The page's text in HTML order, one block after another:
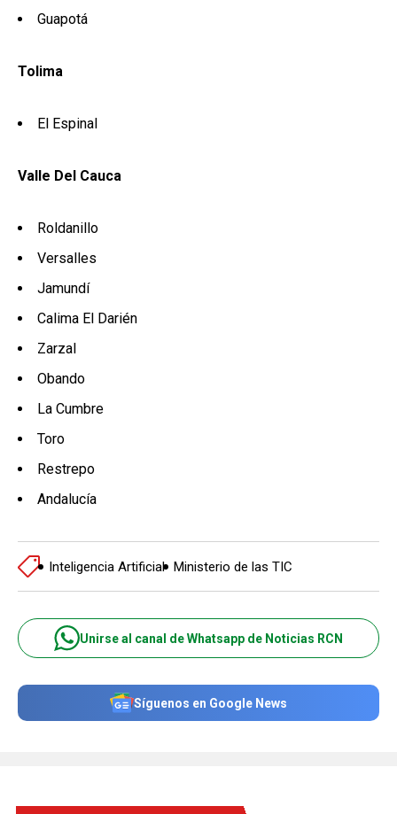
Guapotá
Tolima
El Espinal
Valle Del Cauca
Roldanillo
Versalles
Jamundí
Calima El Darién
Zarzal
Obando
La Cumbre
Toro
Restrepo
Andalucía
Inteligencia Artificial Ministerio de las TIC
Unirse al canal de Whatsapp de Noticias RCN
Síguenos en Google News